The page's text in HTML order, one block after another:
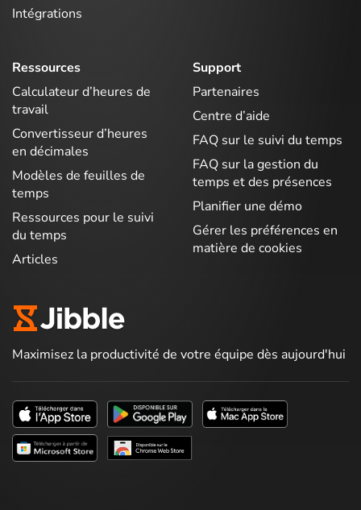
Intégrations
Ressources
Calculateur d’heures de
travail
Convertisseur d’heures
en décimales
Modèles de feuilles de
temps
Ressources pour le suivi
du temps
Articles
Support
Partenaires
Centre d’aide
FAQ sur le suivi du temps
FAQ sur la gestion du
temps et des présences
Planifier une démo
Gérer les préférences en
matière de cookies
Maximisez la productivité de votre équipe dès aujourd'hui